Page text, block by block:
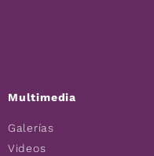
Multimedia
Galerías
Videos